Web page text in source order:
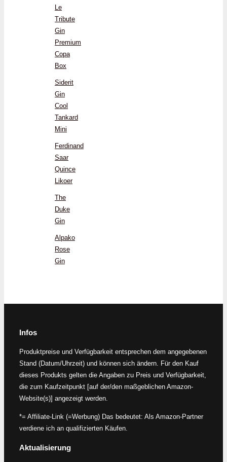
Le
Tribute
Gin
Premium
Copa
Box
Siderit
Gin
Cool
Tankard
Mini
Ferdinand
Saar
Quince
Likoer
The
Duke
Gin
Alpako
Rose
Gin
Infos
Produktpreise und Verfügbarkeit entsprechen dem angegebenen
Stand (Datum/Uhrzeit) und können sich ändern. Für den Kauf
dieses Produkts gelten die Angaben zu Preis und Verfügbarkeit,
die zum Kaufzeitpunkt [auf der/den maßgeblichen Amazon-
Website(s)] angezeigt werden.
*= Affiliate-Link (=Werbung) Das bedeutet: Als Amazon-Partner
verdiene ich an qualifizierten Käufen.
Aktualisierung